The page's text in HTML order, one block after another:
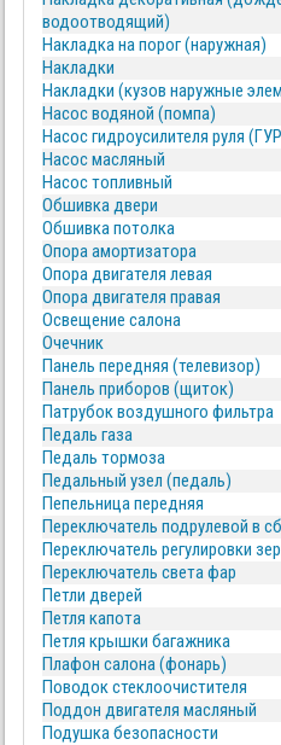
водоотводящий)
Накладка на порог (наружная)
Накладки
Накладки (кузов наружные
Насос водяной (помпа)
Насос гидроусилителя руля
Насос масляный
Насос топливный
Обшивка двери
Обшивка потолка
Опора амортизатора
Опора двигателя левая
Опора двигателя правая
Освещение салона
Очечник
Панель передняя (телевизор)
Панель приборов (щиток)
Патрубок воздушного фильтра
Педаль газа
Педаль тормоза
Педальный узел (педаль)
Пепельница передняя
Переключатель подрулевой в
Переключатель регулировки
Переключатель света фар
Петли дверей
Петля капота
Петля крышки багажника
Плафон салона (фонарь)
Поводок стеклоочистителя
Поддон двигателя масляный
Подушка безопасности